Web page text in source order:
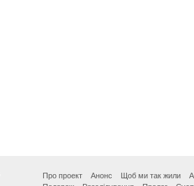
Про проект Анонс Щоб ми так жили